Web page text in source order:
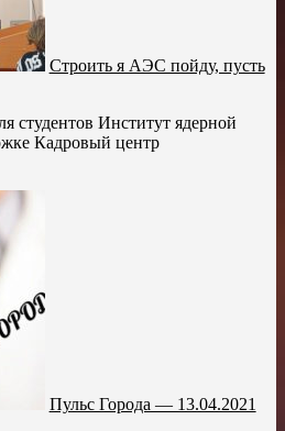
Строить я АЭС пойду, пусть
студентов Институт ядерной
Кадровый центр
Пульс Города — 13.04.2021